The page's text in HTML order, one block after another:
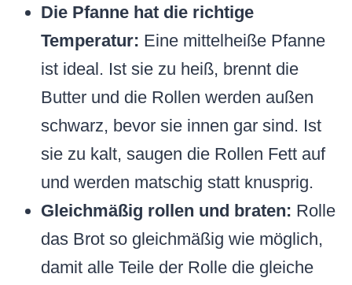
Die Pfanne hat die richtige
Temperatur: Eine mittelheiße Pfanne
ist ideal. Ist sie zu heiß, brennt die
Butter und die Rollen werden außen
schwarz, bevor sie innen gar sind. Ist
sie zu kalt, saugen die Rollen Fett auf
und werden matschig statt knusprig.
Gleichmäßig rollen und braten: Rolle
das Brot so gleichmäßig wie möglich,
damit alle Teile der Rolle die gleiche